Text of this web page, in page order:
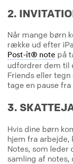
2.
Når mange børn
række ud efter
Post-it® note på
udfordrer dem til
Friends eller
tage en pause
3.
Hvis dine børn
hjem fra arbejde,
Notes, som
samling af notes,